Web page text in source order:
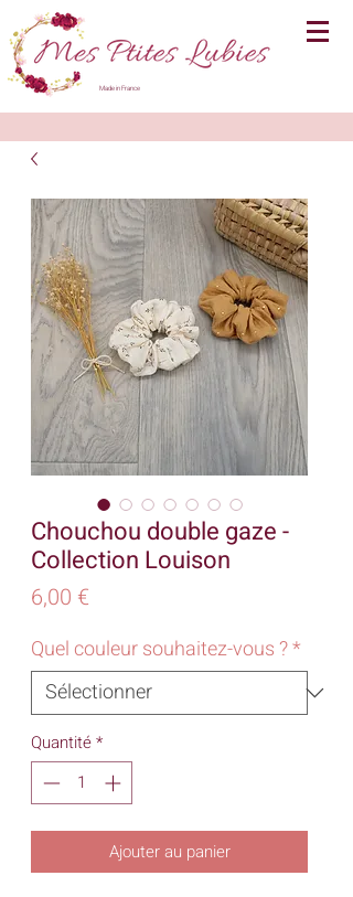
Made in France
Chouchou double gaze -
Collection Louison
6,00 €
Quel couleur souhaitez-vous ?*
Quantité*
Ajouter au panier